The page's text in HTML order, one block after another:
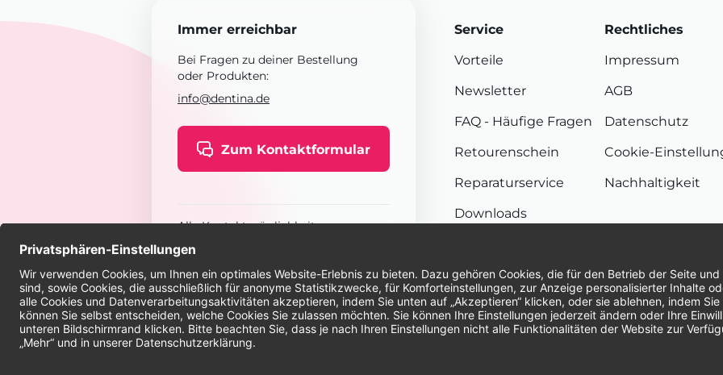
Immer erreichbar
Bei Fragen zu deiner Bestellung
oder Produkten:
info@dentina.de
Zum Kontaktformular
Alle Kontaktmöglichkeiten
Service
Vorteile
Newsletter
FAQ - Häufige Fragen
Retourenschein
Reparaturservice
Downloads
Rechtliches
Impressum
AGB
Datenschutz
Cookie-
Nachhaltigkeit